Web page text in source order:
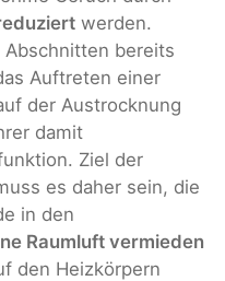
werden.
bereits
Auftreten einer
der Austrocknung
damit
Ziel der
es daher sein, die
in den
Raumluft vermieden
den Heizkörpern